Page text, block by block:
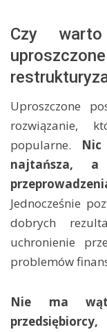
Czy
Uproszczone
rozwiązanie,
popularne.
najtańsza, a
Jednocześnie
dobrych
uchronienie
problemów
Nie ma